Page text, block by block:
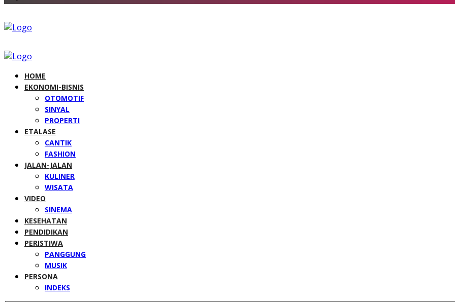
HOME
EKONOMI-BISNIS
OTOMOTIF
SINYAL
PROPERTI
ETALASE
CANTIK
FASHION
JALAN-JALAN
KULINER
WISATA
VIDEO
SINEMA
KESEHATAN
PENDIDIKAN
PERISTIWA
PANGGUNG
MUSIK
PERSONA
INDEKS